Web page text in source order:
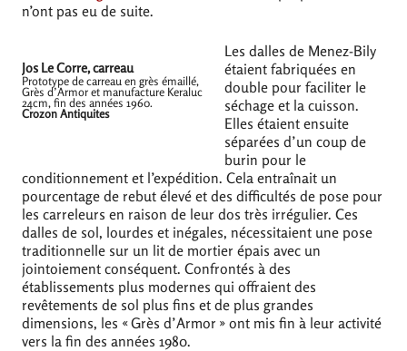
n’ont pas eu de suite.
Jos Le Corre, carreau
Prototype de carreau en grès émaillé,
Grès d’Armor et manufacture Keraluc
24cm, fin des années 1960.
Crozon Antiquites
Les dalles de Menez-Bily
étaient fabriquées en
double pour faciliter le
séchage et la cuisson.
Elles étaient ensuite
séparées d’un coup de
burin pour le
conditionnement et l’expédition. Cela entraînait un
pourcentage de rebut élevé et des difficultés de pose pour
les carreleurs en raison de leur dos très irrégulier. Ces
dalles de sol, lourdes et inégales, nécessitaient une pose
traditionnelle sur un lit de mortier épais avec un
jointoiement conséquent. Confrontés à des
établissements plus modernes qui offraient des
revêtements de sol plus fins et de plus grandes
dimensions, les «Grès d’Armor » ont mis fin à leur activité
vers la fin des années 1980.